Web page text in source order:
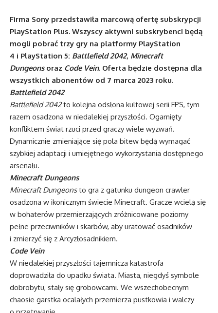
Firma Sony przedstawiła marcową ofertę subskrypcji
PlayStation Plus. Wszyscy aktywni subskrybenci będą
mogli pobrać trzy gry na platformy PlayStation
4 i PlayStation 5: Battlefield 2042, Minecraft
Dungeonsoraz Code Vein. Oferta będzie dostępna dla
wszystkich abonentów od 7 marca 2023 roku.
Battlefield 2042
Battlefield 2042to kolejna odsłona kultowej serii FPS, tym
razem osadzona w niedalekiej przyszłości. Ogarnięty
konfliktem świat rzuci przed graczy wiele wyzwań.
Dynamicznie zmieniające się pola bitew będą wymagać
szybkiej adaptacji i umiejętnego wykorzystania dostępnego
arsenału.
Minecraft Dungeons
Minecraft Dungeonsto gra z gatunku dungeon crawler
osadzona w ikonicznym świecie Minecraft. Gracze wcielą się
w bohaterów przemierzających zróżnicowane poziomy
pełne przeciwników i skarbów, aby uratować osadników
i zmierzyć się z Arcyzłosadnikiem.
Code Vein
W niedalekiej przyszłości tajemnicza katastrofa
doprowadziła do upadku świata. Miasta, niegdyś symbole
dobrobytu, stały się grobowcami. We wszechobecnym
chaosie garstka ocalałych przemierza pustkowia i walczy